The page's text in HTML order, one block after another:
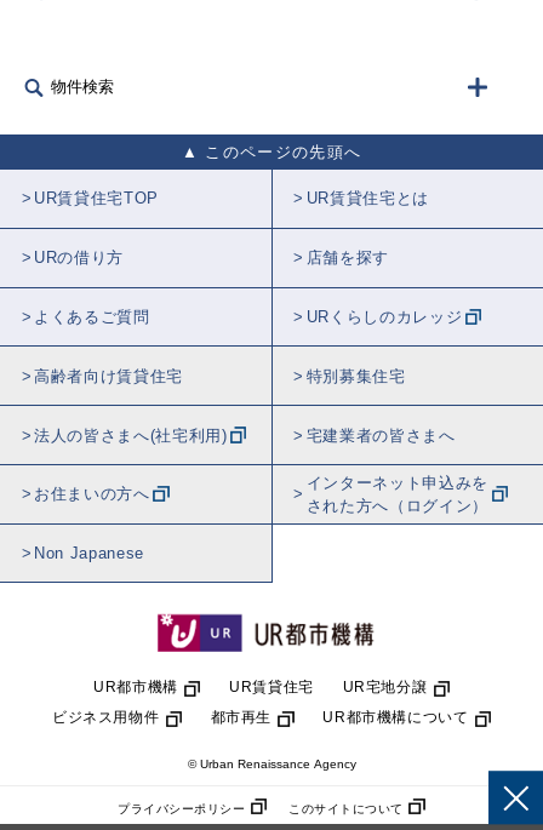
物件検索
このページの先頭へ
UR賃貸住宅TOP UR賃貸住宅とは
URの借り方 店舗を探す
よくあるご質問 URくらしのカレッジ
高齢者向け賃貸住宅 特別募集住宅
法人の皆さまへ(社宅利用) 宅建業者の皆さまへ
お住まいの方へ
インターネット申込みを
された方へ（ログイン）
Non Japanese
UR都市機構 UR賃貸住宅
UR宅地分譲
ビジネス用物件
都市再生 UR都市機構について
© Urban Renaissance Agency
プライバシーポリシー このサイトについて